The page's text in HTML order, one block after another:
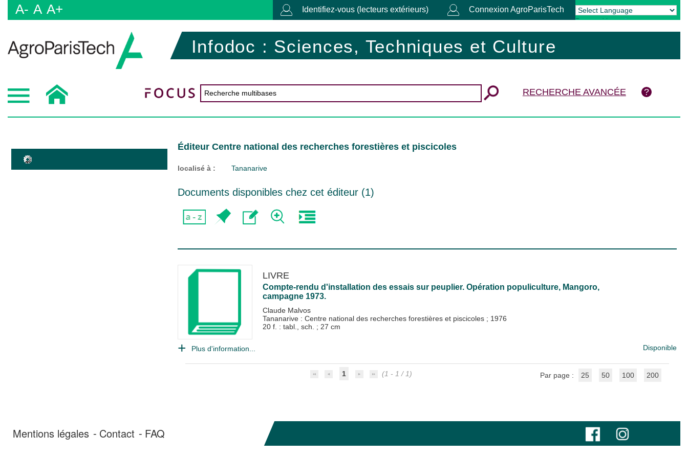
A- A A+ Identifiez-vous (lecteurs extérieurs) Connexion AgroParisTech
Powered by Translate
Infodoc : Sciences, Techniques et Culture
RECHERCHE AVANCÉE
Éditeur Centre national des recherches forestières et piscicoles
localisé à : Tananarive
Documents disponibles chez cet éditeur (1)
LIVRE
Compte-rendu d'installation des essais sur peuplier. Opération populiculture, Mangoro,
campagne 1973.
Claude Malvos
Tananarive : Centre national des recherches forestières et piscicoles ; 1976
20 f. : tabl., sch. ; 27 cm
Plus d'information... Disponible
1 (1 - 1 / 1) Par page : 25 50 100 200
Mentions légales Contact FAQ